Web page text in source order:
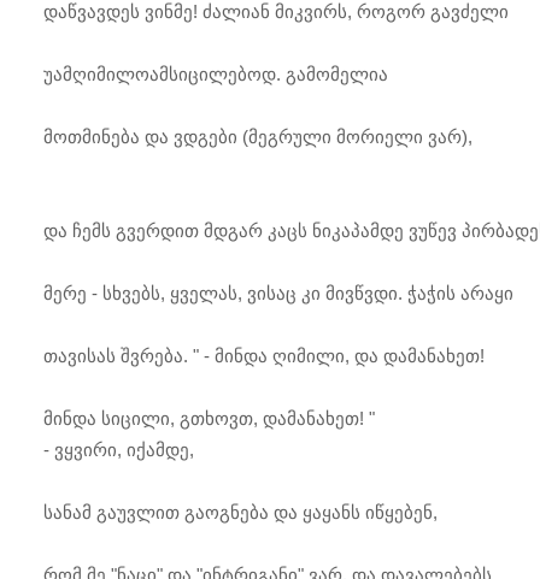
დაწვავდეს ვინმე! ძალიან მიკვირს, როგორ გავძელი
უამღიმილოამსიცილებოდ. გამომელია
მოთმინება და ვდგები (მეგრული მორიელი ვარ),
და ჩემს გვერდით მდგარ კაცს ნიკაპამდე ვუწევ
მერე - სხვებს, ყველას, ვისაც კი მივწვდი. ჭაჭის არაყი
თავისას შვრება. " - მინდა ღიმილი, და დამანახეთ!
მინდა სიცილი, გთხოვთ, დამანახეთ! "
- ვყვირი, იქამდე,
სანამ გაუვლით გაოგნება და ყაყანს იწყებენ,